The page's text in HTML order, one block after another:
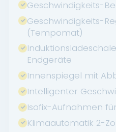
Geschwindigkeits-
Geschwindigkeits-
(Tempomat)
Endgeräte
Innenspiegel mit
Intelligenter
Isofix-Aufnahmen
Klimaautomatik 2-